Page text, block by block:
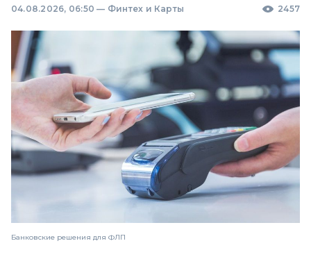
04.08.2026, 06:50 — Финтех и Карты 2457
Банковские решения для ФЛП